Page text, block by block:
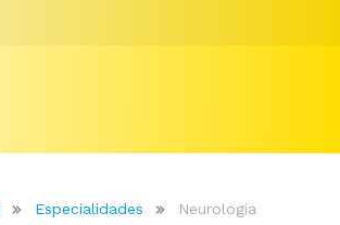
Especialidades Neurologia